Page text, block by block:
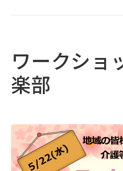
♯05 採用情報
06 浅井病院につい
ワークショ
楽部